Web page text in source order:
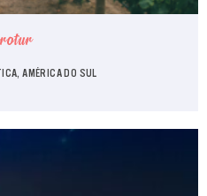
AMÉRICA DO SUL